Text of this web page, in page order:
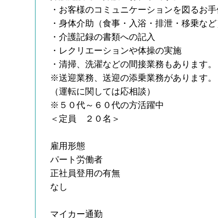
・お客様のコミュニケーションを図るお手
・身体介助（食事・入浴・排泄・移乗など
・介護記録の書類への記入
・レクリエーションや体操の実施
・清掃、洗濯などの間接業務もあります。
※送迎業務、送迎の添乗業務があります。
（運転に関しては応相談）
※５０代～６０代の方活躍中
＜定員 ２０名＞
雇用形態
パート労働者
正社員登用の有無
なし
マイカー通勤